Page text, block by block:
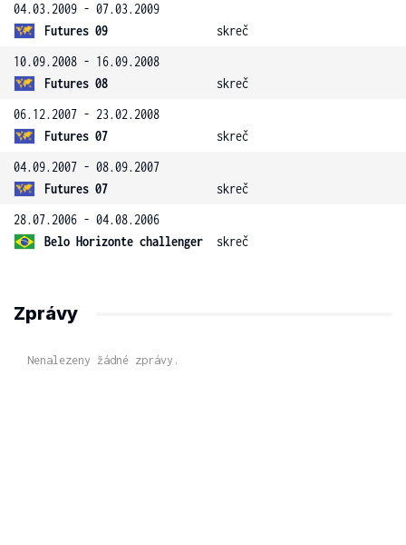
04.03.2009 - 07.03.2009
Futures 09
skreč
10.09.2008 - 16.09.2008
Futures 08
skreč
06.12.2007 - 23.02.2008
Futures 07
skreč
04.09.2007 - 08.09.2007
Futures 07
skreč
28.07.2006 - 04.08.2006
Belo Horizonte challenger
skreč
Zprávy
Nenalezeny žádné zprávy.